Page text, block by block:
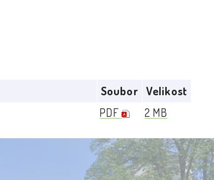
Soubor
Velikost
PDF 2 MB